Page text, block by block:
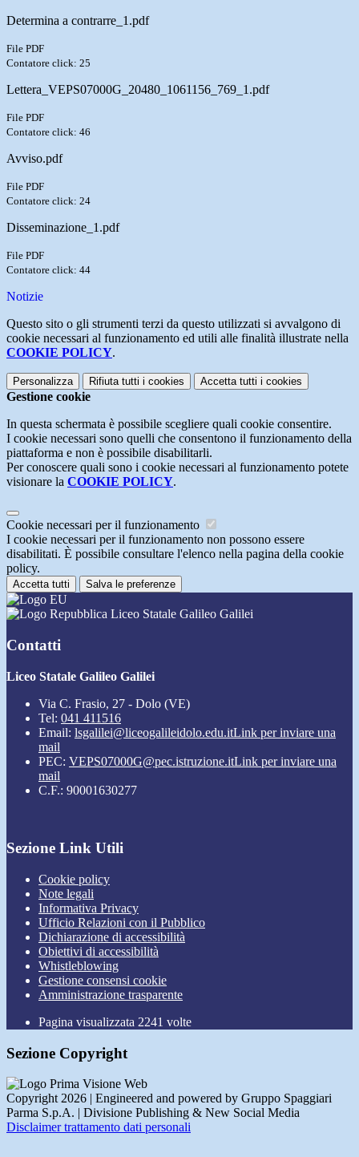
Determina a contrarre_1.pdf
File PDF
Contatore click: 25
Lettera_VEPS07000G_20480_1061156_769_1.pdf
File PDF
Contatore click: 46
Avviso.pdf
File PDF
Contatore click: 24
Disseminazione_1.pdf
File PDF
Contatore click: 44
Notizie
Questo sito o gli strumenti terzi da questo utilizzati si avvalgono di
cookie necessari al funzionamento ed utili alle finalità illustrate nella
COOKIE POLICY.
Personalizza Rifiuta tutti i cookies Accetta tutti i cookies
Gestione cookie
In questa schermata è possibile scegliere quali cookie consentire.
I cookie necessari sono quelli che consentono il funzionamento della
piattaforma e non è possibile disabilitarli.
Per conoscere quali sono i cookie necessari al funzionamento potete
visionare la COOKIE POLICY.
Cookie necessari per il funzionamento
I cookie necessari per il funzionamento non possono essere
disabilitati. È possibile consultare l'elenco nella pagina della cookie
policy.
Accetta tutti Salva le preferenze
Liceo Statale Galileo Galilei
Contatti
Liceo Statale Galileo Galilei
Via C. Frasio, 27 - Dolo (VE)
Tel: 041 411516
Email: lsgalilei@liceogalileidolo.edu.itLink per inviare una
mail
PEC: VEPS07000G@pec.istruzione.itLink per inviare una
mail
C.F.: 90001630277
Sezione Link Utili
Cookie policy
Note legali
Informativa Privacy
Ufficio Relazioni con il Pubblico
Dichiarazione di accessibilità
Obiettivi di accessibilità
Whistleblowing
Gestione consensi cookie
Amministrazione trasparente
Pagina visualizzata 2241 volte
Sezione Copyright
Copyright 2026 | Engineered and powered by Gruppo Spaggiari
Parma S.p.A. | Divisione Publishing & New Social Media
Disclaimer trattamento dati personali